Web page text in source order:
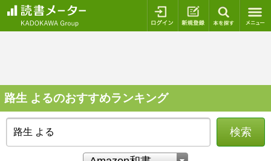
ログイン 新規登録
路生 よるのおすすめランキング
検索